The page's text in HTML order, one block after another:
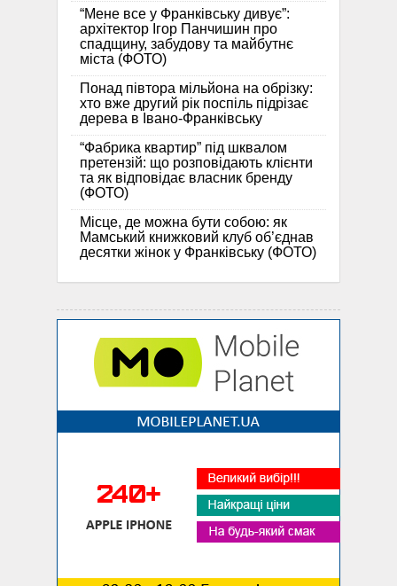
“Мене все у Франківську дивує”:
архітектор Ігор Панчишин про
спадщину, забудову та майбутнє
міста (ФОТО)
Понад півтора мільйона на обрізку:
хто вже другий рік поспіль підрізає
дерева в Івано-Франківську
“Фабрика квартир” під шквалом
претензій: що розповідають клієнти
та як відповідає власник бренду
(ФОТО)
Місце, де можна бути собою: як
Мамський книжковий клуб об’єднав
десятки жінок у Франківську (ФОТО)